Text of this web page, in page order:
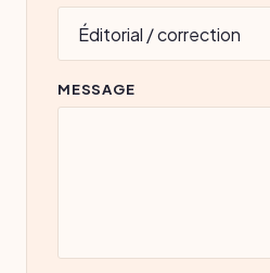
MESSAGE